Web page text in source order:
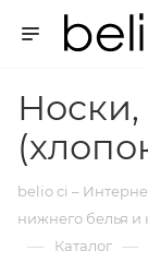
Носки,
belio ci –
нижнего белья и
— Каталог —